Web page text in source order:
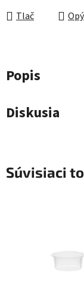
Tlač
Popis
Diskusia
Súvisiaci